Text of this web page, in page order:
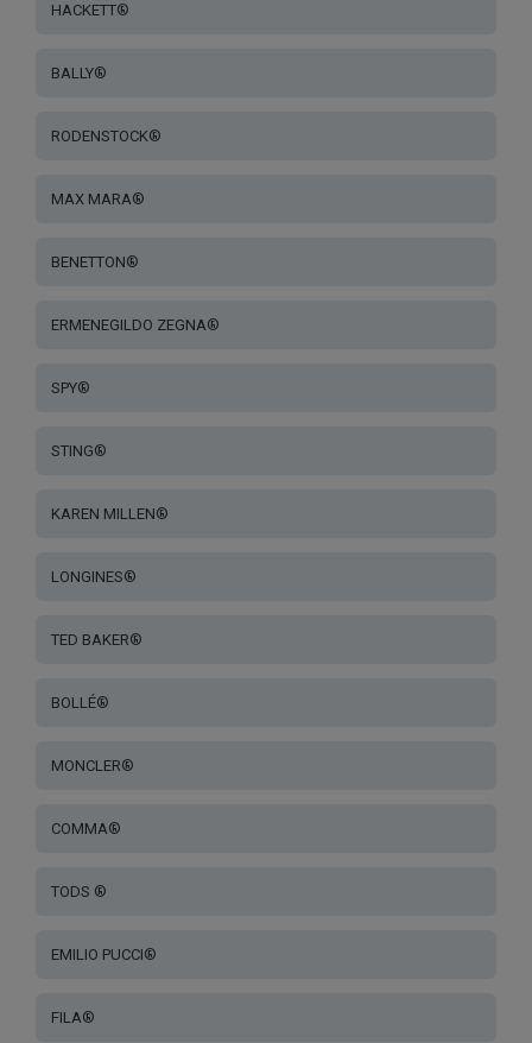
HACKETT®
BALLY®
RODENSTOCK®
MAX MARA®
BENETTON®
ERMENEGILDO ZEGNA®
SPY®
STING®
KAREN MILLEN®
LONGINES®
TED BAKER®
BOLLÉ®
MONCLER®
COMMA®
TODS ®
EMILIO PUCCI®
FILA®